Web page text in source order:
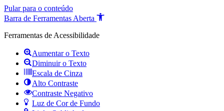
Pular para o conteúdo
Barra de Ferramentas Aberta
Ferramentas de Acessibilidade
Aumentar o Texto
Diminuir o Texto
Escala de Cinza
Alto Contraste
Contraste Negativo
Luz de Cor de Fundo